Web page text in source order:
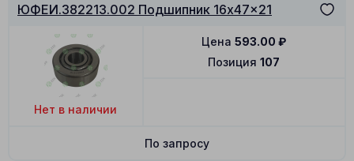
ЮФЕИ.382213.002 Подшипник 16x47x21
Нет в наличии
Позиция 107
Цена 593.00 ₽
По запросу